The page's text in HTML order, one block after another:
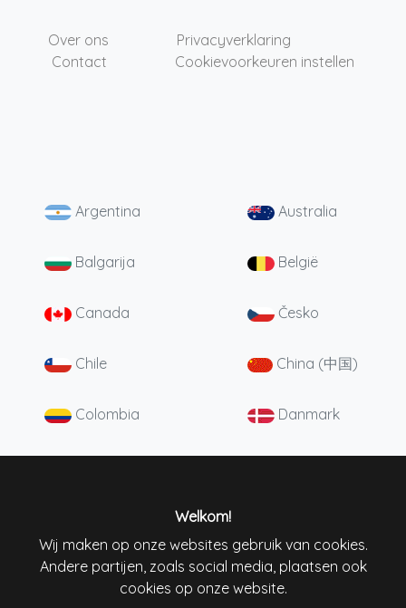
Over ons
Privacyverklaring
Contact
Cookievoorkeuren instellen
Argentina Australia
Balgarija België
Canada Česko
Chile China (中国)
Colombia Danmark
Ireland Italiana
Welkom!
Wij maken op onze websites gebruik van cookies.
Andere partijen, zoals social media, plaatsen ook
cookies op onze website.